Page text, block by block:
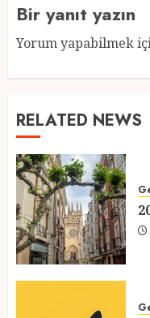
Bir yanıt yazın
Yorum yapabilmek
RELATED NEWS